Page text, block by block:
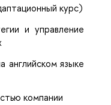
курс)
и управление
английском языке
компании